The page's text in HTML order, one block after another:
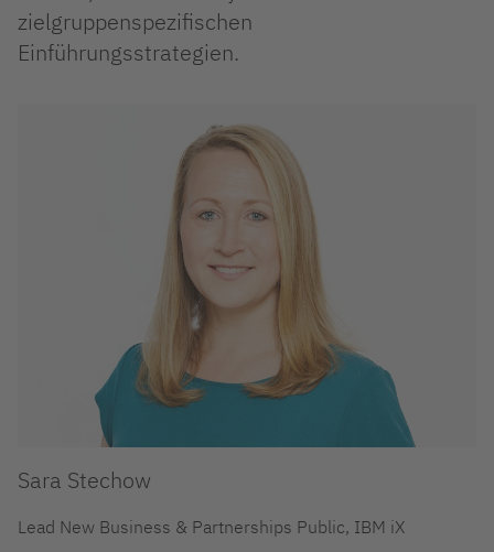
zielgruppenspezifischen
Einführungsstrategien.
Sara Stechow
Lead New Business & Partnerships Public, IBM iX